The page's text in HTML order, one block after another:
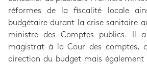
réformes de la fiscalité locale
budgétaire durant la crise sanitaire
ministre des Comptes publics. Il
magistrat à la Cour des comptes,
direction du budget mais